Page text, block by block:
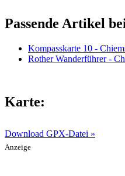
Passende Artikel
Kompasskarte 10 -
Rother Wanderführer -
Karte:
Download GPX-Datei »
Anzeige